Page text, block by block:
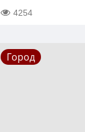
4254
Город